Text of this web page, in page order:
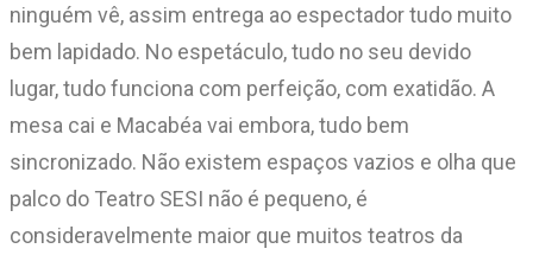
ninguém vê, assim entrega ao espectador tudo muito
bem lapidado. No espetáculo, tudo no seu devido
lugar, tudo funciona com perfeição, com exatidão. A
mesa cai e Macabéa vai embora, tudo bem
sincronizado. Não existem espaços vazios e olha que
palco do Teatro SESI não é pequeno, é
consideravelmente maior que muitos teatros da